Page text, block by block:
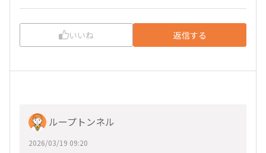
いいね 返信する
ループトンネル
2026/03/19 09:20